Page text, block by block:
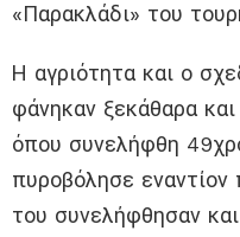
«Παρακλάδι» του
Η αγριότητα και ο
φάνηκαν ξεκάθαρα
όπου συνελήφθη
πυροβόλησε
του συνελήφθησαν